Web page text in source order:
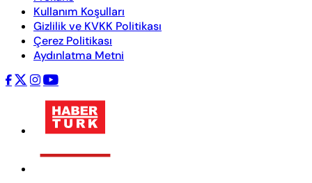
Kullanım Koşulları
Gizlilik ve KVKK Politikası
Çerez Politikası
Aydınlatma Metni